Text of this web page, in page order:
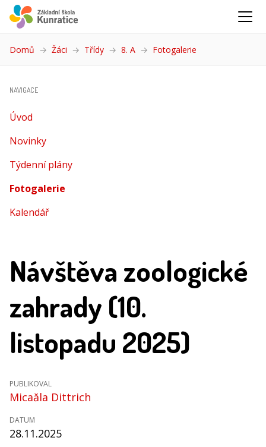
Domů Žáci Třídy 8. A Fotogalerie
NAVIGACE
Úvod
Novinky
Týdenní plány
Fotogalerie
Kalendář
Návštěva zoologické
zahrady (10.
listopadu 2025)
PUBLIKOVAL
Micaăla Dittrich
DATUM
28.11.2025